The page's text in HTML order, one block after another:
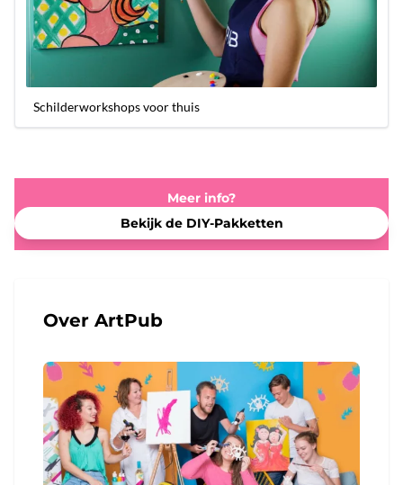
Schilderworkshops voor thuis
Meer info?
Bekijk de DIY-Pakketten
Over ArtPub